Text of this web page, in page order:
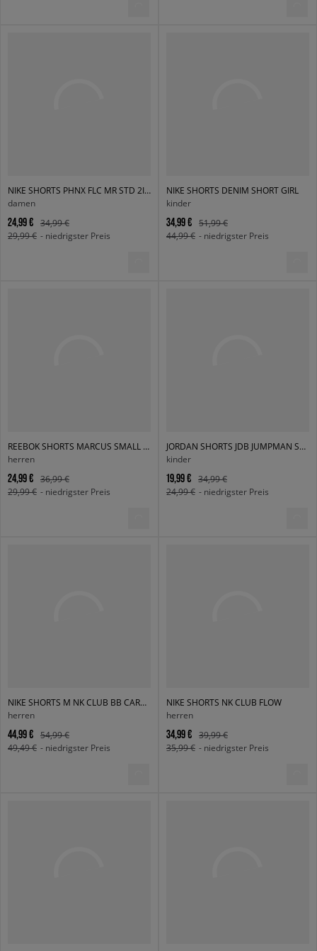
NIKE SHORTS PHNX FLC MR STD 2IN SHRT W NSW
damen
24,99 €
34,99 €
29,99 € - niedrigster Preis
NIKE SHORTS DENIM SHORT GIRL
kinder
34,99 €
51,99 €
44,99 € - niedrigster Preis
REEBOK SHORTS MARCUS SMALL LOGO FLEECE SHORTS
herren
24,99 €
36,99 €
29,99 € - niedrigster Preis
JORDAN SHORTS JDB JUMPMAN SUSTAINABLE SHORT BOY
kinder
19,99 €
34,99 €
24,99 € - niedrigster Preis
NIKE SHORTS M NK CLUB BB CARGO SHORT
herren
44,99 €
54,99 €
49,49 € - niedrigster Preis
NIKE SHORTS NK CLUB FLOW
herren
34,99 €
39,99 €
35,99 € - niedrigster Preis